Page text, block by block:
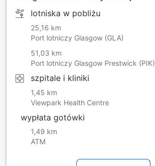
lotniska w pobliżu
25,16 km
Port lotniczy Glasgow (GLA)
51,03 km
Port lotniczy Glasgow Prestwick (PIK)
szpitale i kliniki
1,45 km
Viewpark Health Centre
wypłata gotówki
1,49 km
ATM